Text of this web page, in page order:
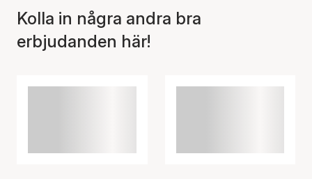
Kolla in några andra bra
erbjudanden här!